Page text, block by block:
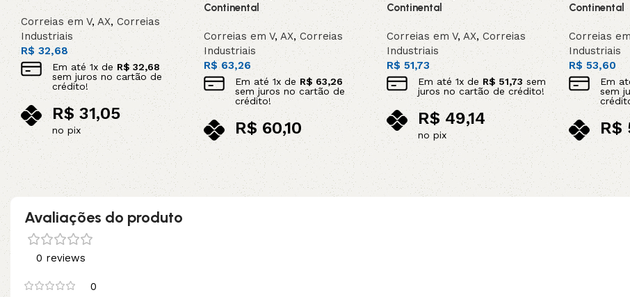
Correias em V, AX,Correias
Industriais
R$32,68
Em até1x de R$32,68
sem juros no cartão de
crédito!
R$31,05
no pix
Adicionar ao carrinho
Continental
Correias em V,AX,Correias
Industriais
R$63,26
Em até 1x de R$63,26
sem juros no cartão de
crédito!
R$60,10
no pix
Adicionar ao carrinho
Continental
Correias em V, AX, Correias
Industriais
R$ 51,73
Em até 1x de R$ 51,73sem
juros no cartão de crédito!
R$49,14
no pix
Adicionar ao carrinho
Continental
Correias
Industriais
R$53,60
Em
sem
R$
no pix
Adicionar
Avaliações do produto
0 reviews
0